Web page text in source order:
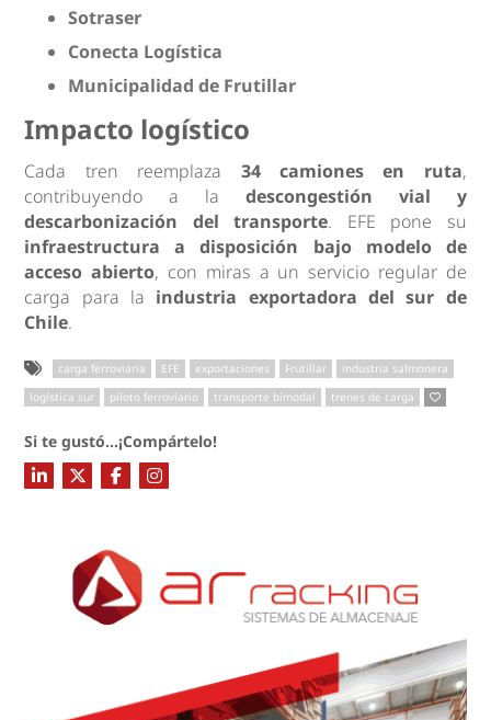
Sotraser
Conecta Logística
Municipalidad de Frutillar
Impacto logístico
Cada tren reemplaza 34 camiones en ruta,
contribuyendo a la descongestión vial y
descarbonización del transporte. EFE pone su
infraestructura a disposición bajo modelo de
acceso abierto, con miras a un servicio regular de
carga para la industria exportadora del sur de
Chile.
carga ferroviaria EFE exportaciones Frutillar
industria salmonera
logística sur
piloto ferroviario transporte bimodal trenes de carga
Si te gustó...¡Compártelo!